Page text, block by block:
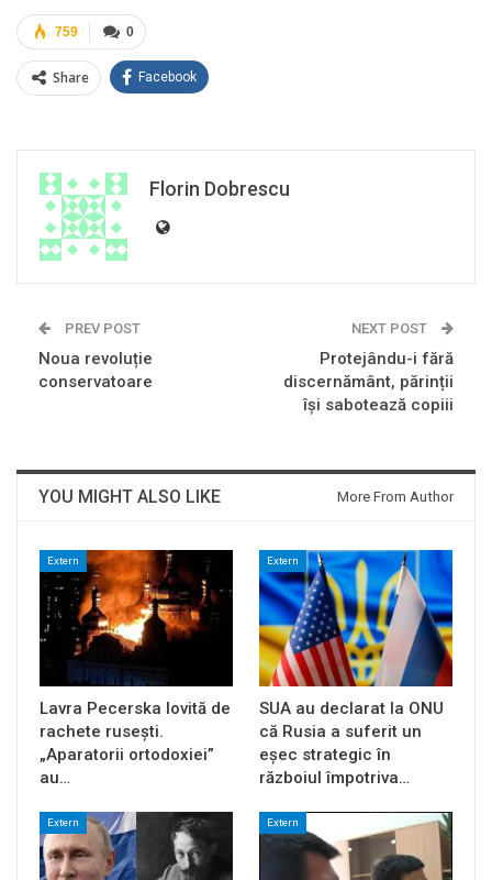
0
759
Share Facebook
Florin Dobrescu
PREV POST
Noua revoluție
conservatoare
NEXT POST
Protejându-i fără
discernământ, părinții
își sabotează copiii
YOU MIGHT ALSO LIKE More From Author
Extern
Lavra Pecerska lovită de
rachete rusești.
„Aparatorii ortodoxiei”
au…
Extern
SUA au declarat la ONU
că Rusia a suferit un
eșec strategic în
războiul împotriva…
Extern Extern